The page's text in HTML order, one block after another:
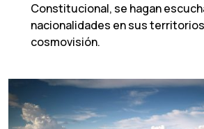
Constitucional, se hagan
nacionalidades en sus
cosmovisión.